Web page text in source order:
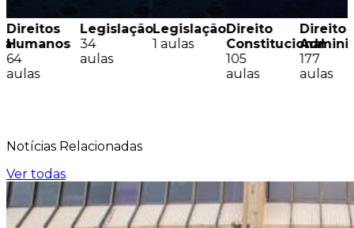
Direitos
Humanos
64
aulas
Legislação
34
aulas
Legislação
1 aulas
Direito
Constitucional
105
aulas
Direito
177
aulas
Notícias Relacionadas
Ver todas